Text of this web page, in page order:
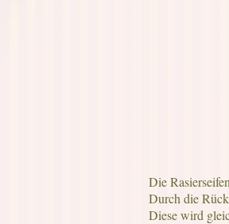
Die
Durch die
Diese wird